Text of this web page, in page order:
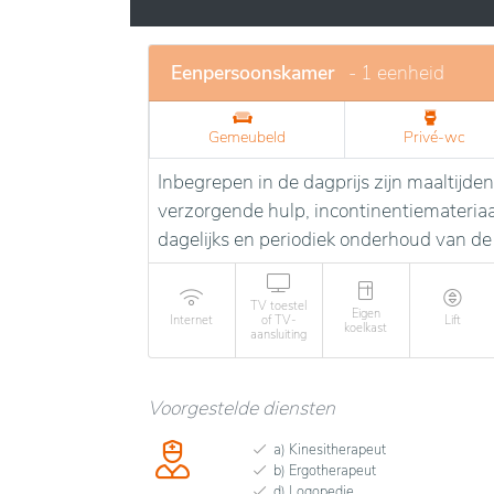
het welzijn en het comfort bevorderen. De
workshops tot culturele uitstapjes,
op een gezonde en evenwichtige
ruim en licht, ontworpen om privacy en rust
Eenpersoonskamer - 1 eenheid
Gemeubeld Privé-wc
Inbegrepen in de dagprijs zijn
verzorgende hulp,
dagelijks en periodiek onderhoud van
Internet
TV toestel
of TV-
aansluiting
Eigen
koelkast
Lift
Voorgestelde diensten
a) Kinesitherapeut
b) Ergotherapeut